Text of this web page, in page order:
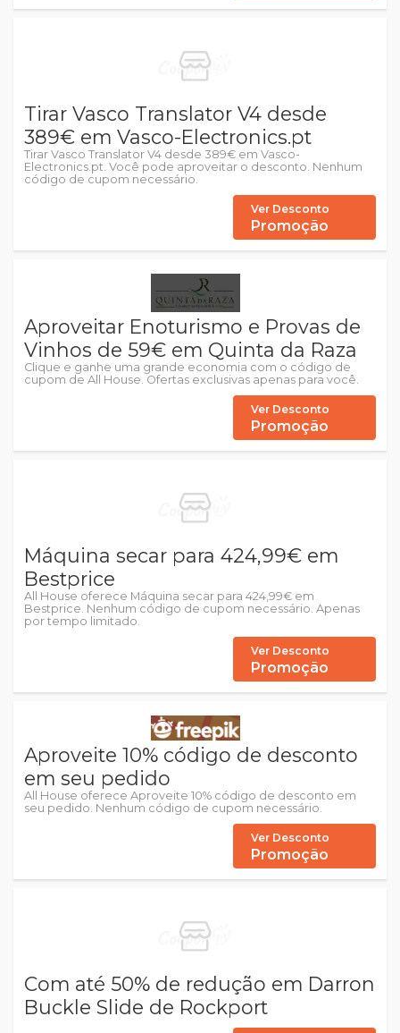
Tirar Vasco Translator V4 desde
389€ em Vasco-Electronics.pt
Tirar Vasco Translator V4 desde 389€ em Vasco-
Electronics.pt. Você pode aproveitar o desconto. Nenhum
código de cupom necessário.
Ver Desconto
Promoção
Aproveitar Enoturismo e Provas de
Vinhos de 59€ em Quinta da Raza
Clique e ganhe uma grande economia com o código de
cupom de All House. Ofertas exclusivas apenas para você.
Ver Desconto
Promoção
Máquina secar para 424,99€ em
Bestprice
All House oferece Máquina secar para 424,99€ em
Bestprice. Nenhum código de cupom necessário. Apenas
por tempo limitado.
Ver Desconto
Promoção
Aproveite 10% código de desconto
em seu pedido
All House oferece Aproveite 10% código de desconto em
seu pedido. Nenhum código de cupom necessário.
Ver Desconto
Promoção
Com até 50% de redução em Darron
Buckle Slide de Rockport